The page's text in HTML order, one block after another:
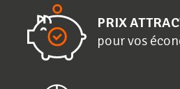
PRIX
pour vos